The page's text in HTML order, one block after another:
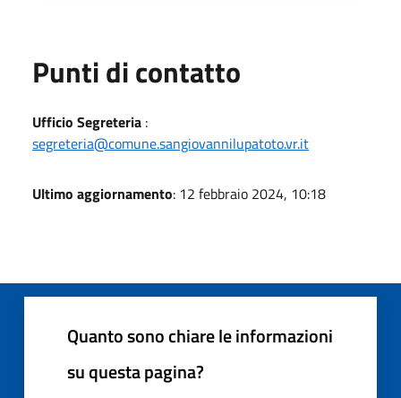
Punti di contatto
Ufficio Segreteria :
segreteria@comune.sangiovannilupatoto.vr.it
Ultimo aggiornamento: 12 febbraio 2024, 10:18
Quanto sono chiare le informazioni
su questa pagina?